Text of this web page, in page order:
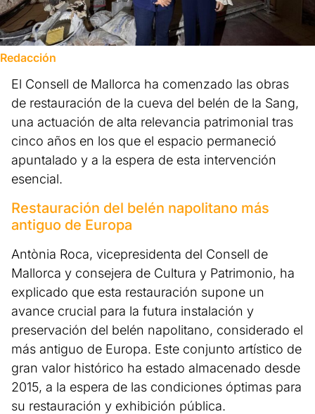
Redacción
El Consell de Mallorca ha comenzado las obras
de restauración de la cueva del belén de la Sang,
una actuación de alta relevancia patrimonial tras
cinco años en los que el espacio permaneció
apuntalado y a la espera de esta intervención
esencial.
Restauración del belén napolitano más
antiguo de Europa
Antònia Roca, vicepresidenta del Consell de
Mallorca y consejera de Cultura y Patrimonio, ha
explicado que esta restauración supone un
avance crucial para la futura instalación y
preservación del belén napolitano, considerado el
más antiguo de Europa. Este conjunto artístico de
gran valor histórico ha estado almacenado desde
2015, a la espera de las condiciones óptimas para
su restauración y exhibición pública.